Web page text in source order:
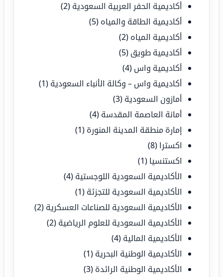
أكاديمية الحفر العربية السعودية (2)
أكاديمية الطاقة والمياه (5)
أكاديمية المياه (2)
أكاديمية طويق (5)
أكاديمية واس (4)
أكاديمية واس – وكالة الأنباء السعودية (1)
أمازون السعودية (3)
أمانة العاصمة المقدسة (4)
إمارة منطقة المدينة المنورة (1)
اكسترا (8)
اكستنسيا (1)
الأكاديمية السعودية اللوجستية (4)
الأكاديمية السعودية للتجزئة (1)
الأكاديمية السعودية للصناعات العسكرية (2)
الأكاديمية السعودية للعلوم الرياضية (2)
الأكاديمية المالية (4)
الأكاديمية الوطنية البحرية (1)
الأكاديمية الوطنية الرائدة (3)